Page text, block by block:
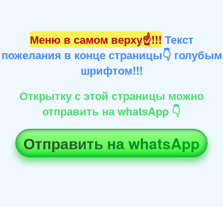
Меню в самом верху☝!!! Текст
пожелания в конце страницы👇 голубым
шрифтом!!!
Открытку с этой страницы можно
отправить на whatsApp 👇
Отправить на whatsApp